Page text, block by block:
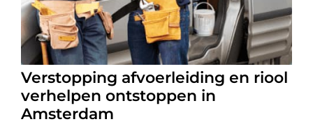
Verstopping afvoerleiding en riool
verhelpen ontstoppen in
Amsterdam